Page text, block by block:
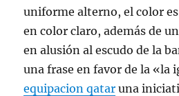
uniforme alterno, el color
en color claro, además de
en alusión al escudo de la
una frase en favor de la «la
equipacion qatar una